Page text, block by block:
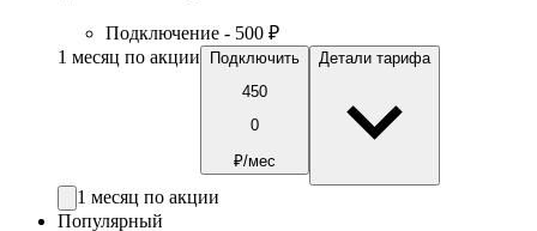
Подключение - 500 ₽
1 месяц по акции
Подключить
450
0
₽/мес
Детали тарифа
1 месяц по акции
Популярный